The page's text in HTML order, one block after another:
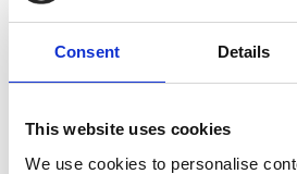
Consent Details
This website uses cookies
We use cookies to personalise